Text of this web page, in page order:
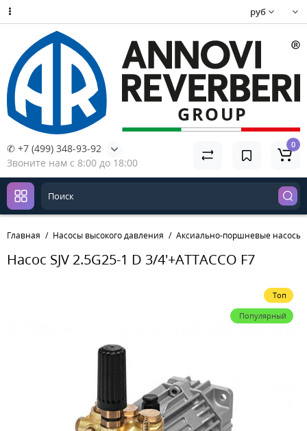
руб
✆ +7 (499) 348-93-92
Звоните нам с 8:00 до 18:00
0
Главная Насосы высокого давления Аксиально-поршневые насосы
Насос SJV 2.5G25-1 D 3/4'+ATTACCO F7
Топ
Популярный